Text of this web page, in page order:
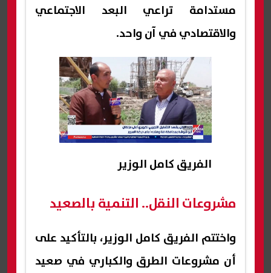
مستدامة تراعي البعد الاجتماعي
والاقتصادي في آن واحد.
الفريق كامل الوزير
مشروعات النقل.. التنمية بالصعيد
واختتم الفريق كامل الوزير، بالتأكيد على
أن مشروعات الطرق والكباري في صعيد